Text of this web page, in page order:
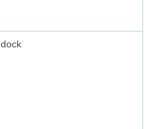
dock